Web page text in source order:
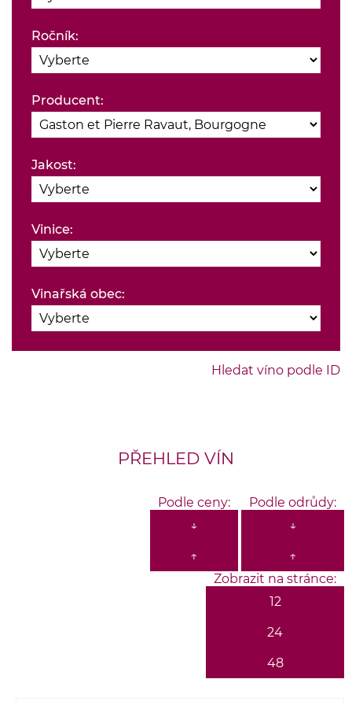
Ročník:
Producent:
Jakost:
Vinice:
Vinařská obec:
Hledat víno podle ID
PŘEHLED VÍN
Podle ceny:
↓
↑
Podle odrůdy:
↓
↑
Zobrazit na stránce:
12
24
48